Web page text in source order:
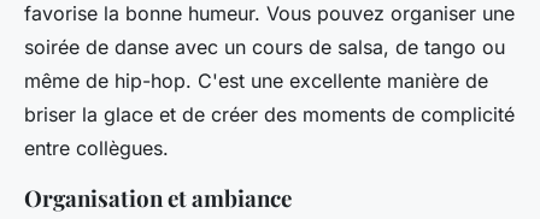
favorise la bonne humeur. Vous pouvez organiser une
soirée de danse avec un cours de salsa, de tango ou
même de hip-hop. C'est une excellente manière de
briser la glace et de créer des moments de complicité
entre collègues.
Organisation et ambiance